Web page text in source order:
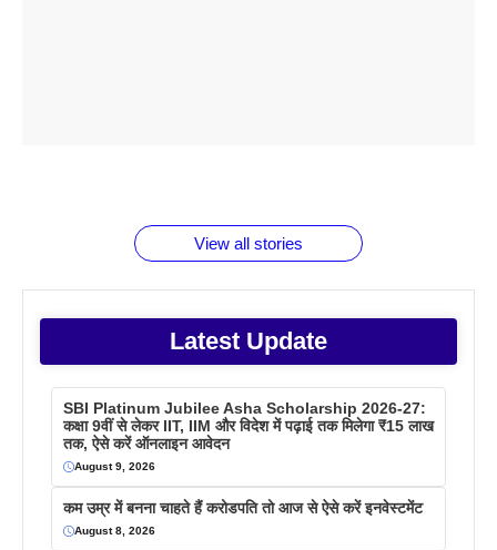
View all stories
Latest Update
SBI Platinum Jubilee Asha Scholarship 2026-27:
कक्षा 9वीं से लेकर IIT, IIM और विदेश में पढ़ाई तक मिलेगा ₹15 लाख
तक, ऐसे करें ऑनलाइन आवेदन
August 9, 2026
कम उम्र में बनना चाहते हैं करोडपति तो आज से ऐसे करें इनवेस्टमेंट
August 8, 2026